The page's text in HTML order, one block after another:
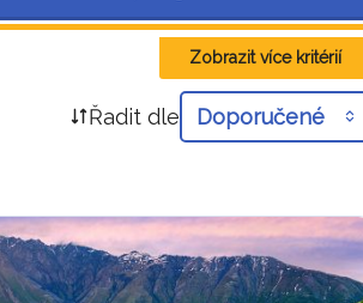
Zobrazit více kritérií
Řadit dle Doporučené